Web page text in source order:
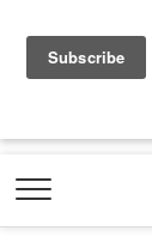
a
e
b
o
o
t
b
.
o